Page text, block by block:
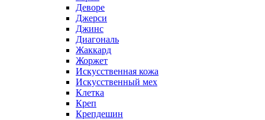
Деворе
Джерси
Джинс
Диагональ
Жаккард
Жоржет
Искусственная кожа
Искусственный мех
Клетка
Креп
Крепдешин